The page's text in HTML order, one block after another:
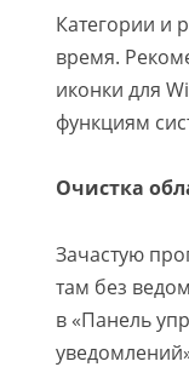
Категории и
время.
иконки для
функциям
Очистка
Зачастую
там без
в «Панель